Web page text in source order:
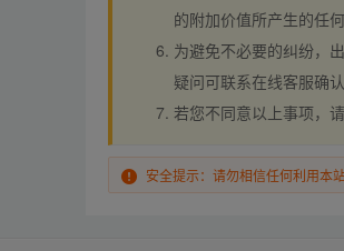
的附加价值所产生的任
为避免不必要的纠纷，
疑问可联系在线客服确认
若您不同意以上事项，
安全提示：请勿相信任何利用本